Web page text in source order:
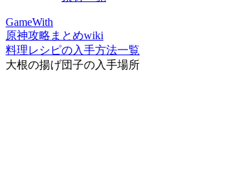
GameWith
原神攻略まとめwiki
料理レシピの入手方法一覧
大根の揚げ団子の入手場所